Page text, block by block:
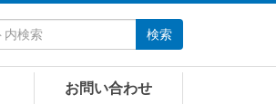
検索
お問い合わせ